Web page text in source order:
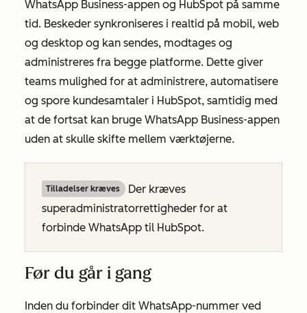
WhatsApp Business-appen og HubSpot på samme
tid. Beskeder synkroniseres i realtid på mobil, web
og desktop og kan sendes, modtages og
administreres fra begge platforme. Dette giver
teams mulighed for at administrere, automatisere
og spore kundesamtaler i HubSpot, samtidig med
at de fortsat kan bruge WhatsApp Business-appen
uden at skulle skifte mellem værktøjerne.
Tilladelser kræves
Der kræves
superadministratorrettigheder for at
forbinde WhatsApp til HubSpot.
Før du går i gang
Inden du forbinder dit WhatsApp-nummer ved